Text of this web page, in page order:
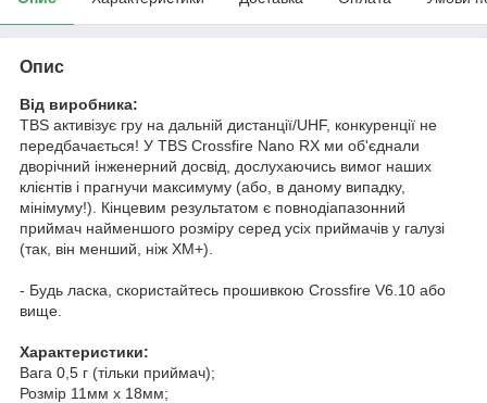
Опис
Від виробника:
TBS активізує гру на дальній дистанції/UHF, конкуренції не
передбачається! У TBS Crossfire Nano RX ми об'єднали
дворічний інженерний досвід, дослухаючись вимог наших
клієнтів і прагнучи максимуму (або, в даному випадку,
мінімуму!). Кінцевим результатом є повнодіапазонний
приймач найменшого розміру серед усіх приймачів у галузі
(так, він менший, ніж XM+).
- Будь ласка, скористайтесь прошивкою Crossfire V6.10 або
вище.
Характеристики:
Вага 0,5 г (тільки приймач);
Розмір 11мм х 18мм;